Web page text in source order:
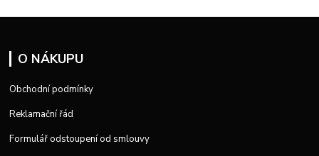
O NÁKUPU
Obchodní podmínky
Reklamační řád
Formulář odstoupení od smlouvy